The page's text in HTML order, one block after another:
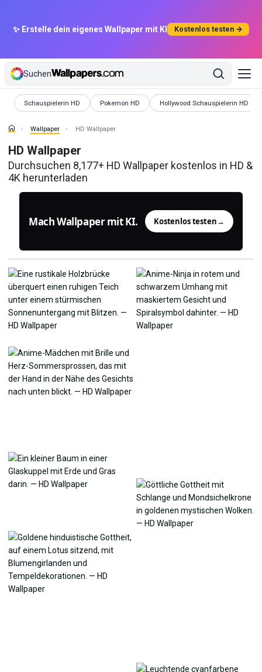
✨ Erstelle dein eigenes Wallpaper mit KI Kostenlos testen →
Suchen
Schauspielerin HD
Wallpaper Pokemon HD
Wallpaper Hollywood Schauspielerin HD
Wallpaper
Wallpaper HD Wallpaper
HD Wallpaper
Durchsuchen 8,177+ HD Wallpaper kostenlos in HD &
4K herunterladen
Mach Wallpaper mit KI. Kostenlos testen→